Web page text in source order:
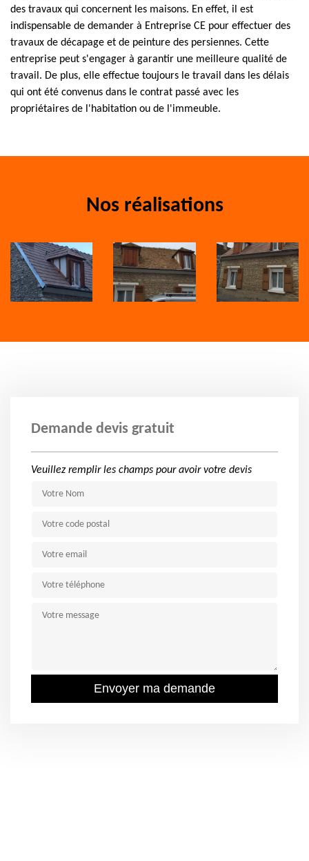
des travaux qui concernent les maisons. En effet, il est
indispensable de demander à Entreprise CE pour effectuer des
travaux de décapage et de peinture des persiennes. Cette
entreprise peut s'engager à garantir une meilleure qualité de
travail. De plus, elle effectue toujours le travail dans les délais
qui ont été convenus dans le contrat passé avec les
propriétaires de l'habitation ou de l'immeuble.
Nos réalisations
Demande devis gratuit
Veuillez remplir les champs pour avoir votre devis